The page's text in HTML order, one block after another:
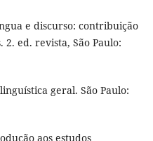
e discurso: contribuição
2. ed. revista, São Paulo:
geral. São Paulo:
aos estudos